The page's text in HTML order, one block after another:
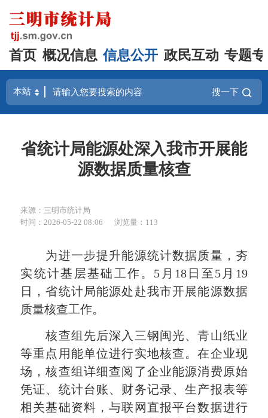
首页 概况信息 信息公开 政民互动 专题
搜一下
省统计局能源处深入我市开展能
源数据质量核查
来源：三明市统计局
时间：2026-05-22 08:06
浏览量：113
为进一步提升能源统计数据质量，夯
实统计基层基础工作。5月18日至5月19
日，省统计局能源处赴我市开展能源数据
质量核查工作。
核查组先后深入三钢闽光、青山纸业
等重点用能单位进行实地核查。在企业现
场，核查组详细查阅了企业能源消费原始
凭证、统计台账、财务记录、生产报表等
相关基础资料，与联网直报平台数据进行